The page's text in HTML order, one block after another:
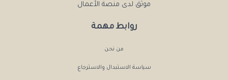
روابط مهمة
من نحن
سياسة الاستبدال والاسترجاع
موثق لدى منصة الأعمال